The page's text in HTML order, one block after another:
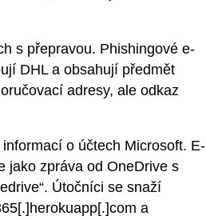
s přepravou. Phishingové e-
DHL a obsahují předmět
adresy, ale odkaz
o účtech Microsoft. E-
jako zpráva od OneDrive s
Útočníci se snaží
a